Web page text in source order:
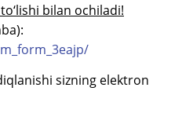
bilan ochiladi!
sizning elektron